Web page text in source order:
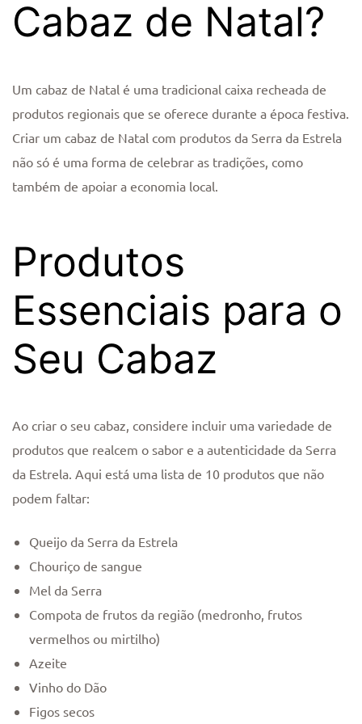
Cabaz de Natal?
Um cabaz de Natal é uma tradicional caixa recheada de
produtos regionais que se oferece durante a época festiva.
Criar um cabaz de Natal com produtos da Serra da Estrela
não só é uma forma de celebrar as tradições, como
também de apoiar a economia local.
Produtos
Essenciais para o
Seu Cabaz
Ao criar o seu cabaz, considere incluir uma variedade de
produtos que realcem o sabor e a autenticidade da Serra
da Estrela. Aqui está uma lista de 10 produtos que não
podem faltar:
Queijo da Serra da Estrela
Chouriço de sangue
Mel da Serra
Compota de frutos da região (medronho, frutos
vermelhos ou mirtilho)
Azeite
Vinho do Dão
Figos secos